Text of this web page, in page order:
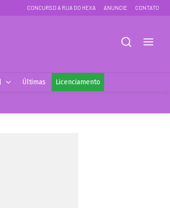
CONCURSO A RUA DO HEXA ANUNCIE CONTATO
Últimas Licenciamento